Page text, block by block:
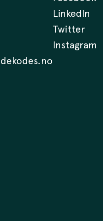
LinkedIn
Twitter
Instagram